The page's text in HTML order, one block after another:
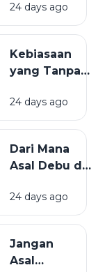
Kesejahteraan
Kita?
atau Di
Tempat
Mana yang
Lebih
24 days ago
Kebiasaan
yang Tanpa
Mengundang
Kecoak,
Hama
Lainnya Ke
24 days ago
Dari Mana
Asal Debu di
Kenali
Penyebab
Mengatasinya
24 days ago
Jangan
Asal